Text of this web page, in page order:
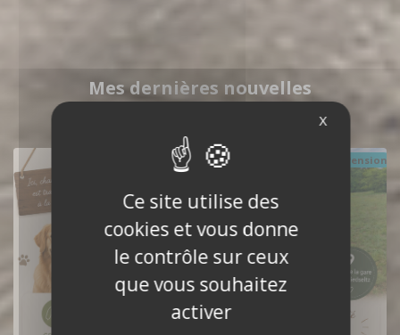
Mes dernières nouvelles
Pension
X
Ce site utilise des
cookies et vous donne
le contrôle sur ceux
que vous souhaitez
activer